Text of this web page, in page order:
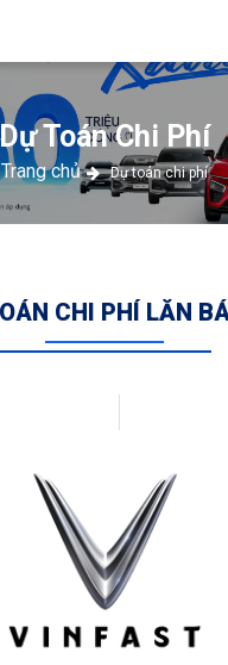
Dự Toán Chi Phí
Trang chủ Dự toán chi phí
CHI PHÍ LĂN